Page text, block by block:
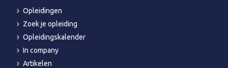
Opleidingen
Zoek je opleiding
Opleidingskalender
In company
Artikelen